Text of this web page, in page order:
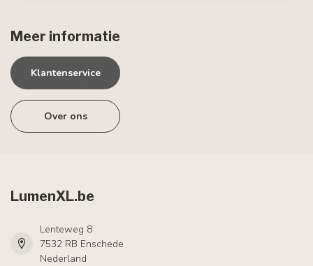
Meer informatie
Klantenservice
Over ons
LumenXL.be
Lenteweg 8
7532 RB Enschede
Nederland